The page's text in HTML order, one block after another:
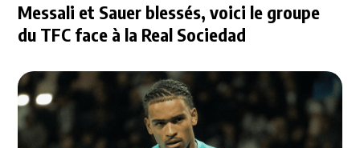
Messali et Sauer blessés, voici le groupe
du TFC face à la Real Sociedad